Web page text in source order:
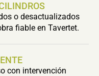
o desactualizados
fiable en Tavertet.
con intervención